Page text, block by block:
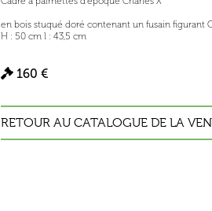
en bois stuqué doré contenant un fusain figurant
H : 50 cm l : 43,5 cm
160 €
RETOUR AU CATALOGUE DE LA